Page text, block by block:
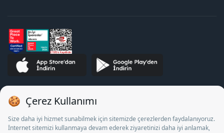
STJ İnsan Kaynakları Bilişim ve Danışmanlık A.Ş. Özel İstihdam
faaliyette bulunmak üzere, Türkiye İş Kurumu tarafından